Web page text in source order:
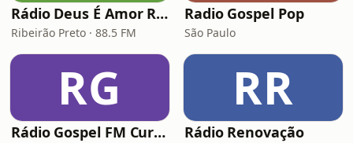
Rádio Deus É Amor Ribeirão Preto
Ribeirão Preto · 88.5 FM
Radio Gospel Pop
São Paulo
RG
Rádio Gospel FM Curitiba
RR
Rádio Renovação